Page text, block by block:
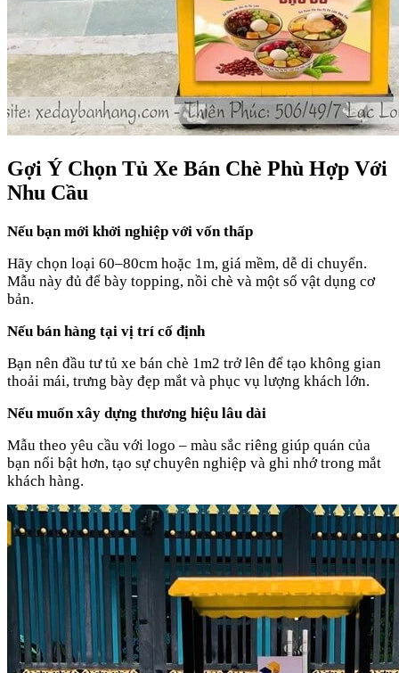
Gợi Ý Chọn Tủ Xe Bán Chè Phù Hợp Với
Nhu Cầu
Nếu bạn mới khởi nghiệp với vốn thấp
Hãy chọn loại 60–80cm hoặc 1m, giá mềm, dễ di chuyển.
Mẫu này đủ để bày topping, nồi chè và một số vật dụng cơ
bản.
Nếu bán hàng tại vị trí cố định
Bạn nên đầu tư tủ xe bán chè 1m2 trở lên để tạo không gian
thoải mái, trưng bày đẹp mắt và phục vụ lượng khách lớn.
Nếu muốn xây dựng thương hiệu lâu dài
Mẫu theo yêu cầu với logo – màu sắc riêng giúp quán của
bạn nổi bật hơn, tạo sự chuyên nghiệp và ghi nhớ trong mắt
khách hàng.